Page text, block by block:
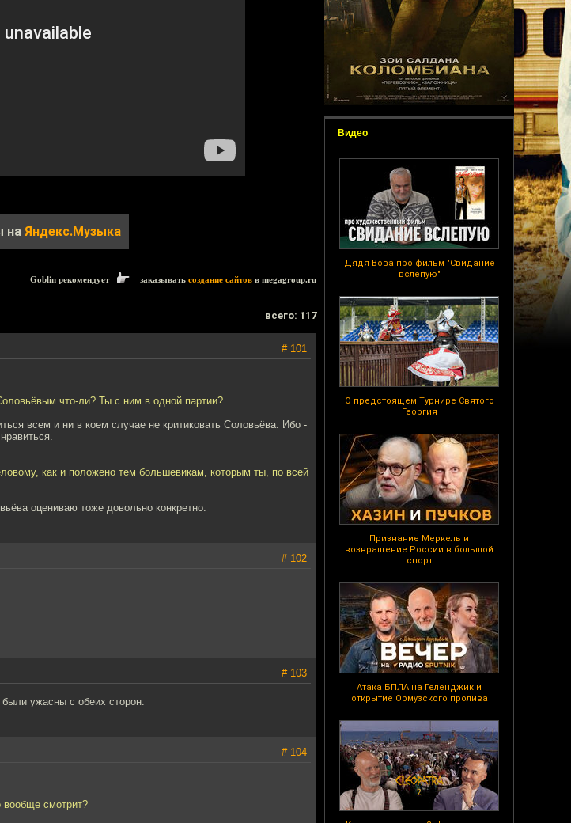
Видео
Дядя Вова про фильм "Свидание
вслепую"
О предстоящем Турнире Святого
Георгия
Признание Меркель и
возвращение России в большой
спорт
Атака БПЛА на Геленджик и
открытие Ормузского пролива
на Яндекс.Музыка
Goblin рекомендует заказывать создание сайтов в megagroup.ru
всего: 117
# 101
что-ли? Ты с ним в одной партии?
всем и ни в коем случае не критиковать Соловьёва. Ибо -
как и положено тем большевикам, которым ты, по всей
оцениваю тоже довольно конкретно.
# 102
# 103
ужасны с обеих сторон.
# 104
вообще смотрит?